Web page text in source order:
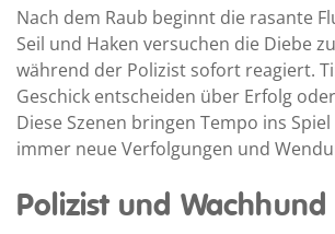
Nach dem Raub beginnt die rasante
Seil und Haken versuchen die Diebe
während der Polizist sofort reagiert.
Geschick entscheiden über Erfolg
Diese Szenen bringen Tempo ins
immer neue Verfolgungen und
Polizist und Wachhund